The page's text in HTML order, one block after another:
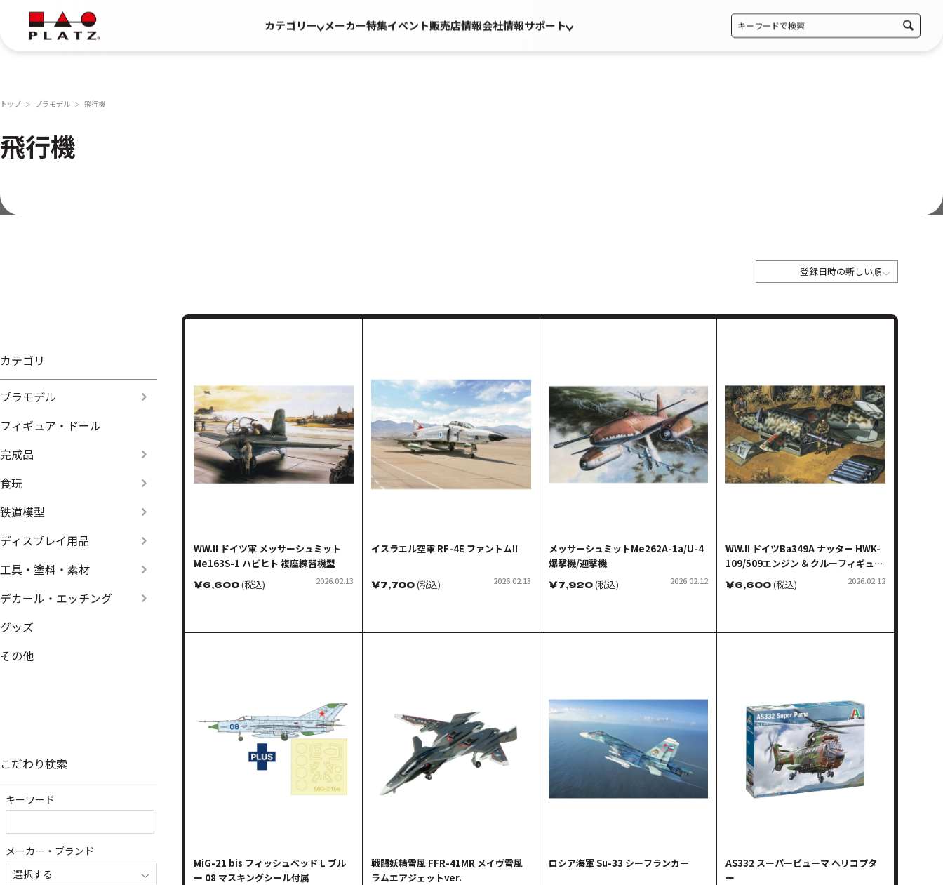
カテゴリー メーカー特集イベント販売店情報会社情報サポート
トップ ＞ プラモデル ＞ 飛行機
飛行機
カテゴリ
プラモデル
フィギュア・ドール
完成品
食玩
鉄道模型
ディスプレイ用品
工具・塗料・素材
デカール・エッチング
グッズ
その他
こだわり検索
キーワード
メーカー・ブランド
選択する
登録日時の新しい順
WW.II ドイツ軍 メッサーシュミット
Me163S-1 ハビヒト 複座練習機型
￥6,600(税込) 2026.02.13
イスラエル空軍 RF-4E ファントムII
￥7,700(税込) 2026.02.13
メッサーシュミットMe262A-1a/U-4
爆撃機/迎撃機
￥7,920(税込) 2026.02.12
WW.II ドイツBa349A ナッター HWK-
109/509エンジン & クルーフィギュア
￥6,600(税込) 2026.02.12
MiG-21 bis フィッシュベッド L ブル
ー 08 マスキングシール付属
戦闘妖精雪風 FFR-41MR メイヴ雪風
ラムエアジェットver.
ロシア海軍 Su-33 シーフランカー
AS332 スーパーピューマ ヘリコプタ
ー